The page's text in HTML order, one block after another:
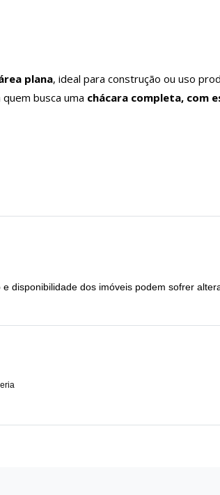
plana, ideal para construção ou uso
busca uma chácara completa, com
disponibilidade dos imóveis podem sofrer